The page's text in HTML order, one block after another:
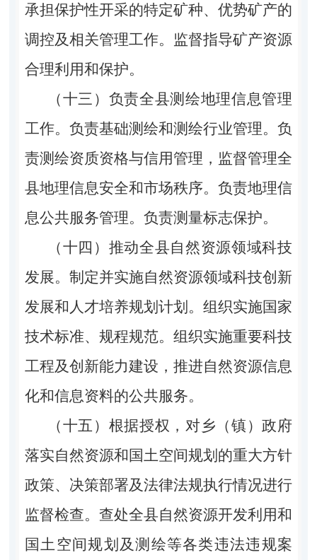
承担保护性开采的特定矿种、优势矿产的
调控及相关管理工作。监督指导矿产资源
合理利用和保护。
（十三）负责全县测绘地理信息管理
工作。负责基础测绘和测绘行业管理。负
责测绘资质资格与信用管理，监督管理全
县地理信息安全和市场秩序。负责地理信
息公共服务管理。负责测量标志保护。
（十四）推动全县自然资源领域科技
发展。制定并实施自然资源领域科技创新
发展和人才培养规划计划。组织实施国家
技术标准、规程规范。组织实施重要科技
工程及创新能力建设，推进自然资源信息
化和信息资料的公共服务。
（十五）根据授权，对乡（镇）政府
落实自然资源和国土空间规划的重大方针
政策、决策部署及法律法规执行情况进行
监督检查。查处全县自然资源开发利用和
国土空间规划及测绘等各类违法违规案